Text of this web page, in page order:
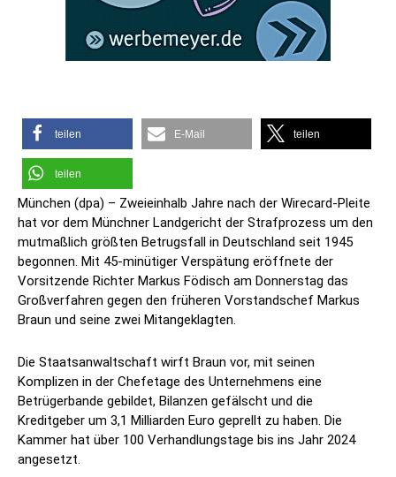
teilen E-Mail teilen
teilen
München (dpa) – Zweieinhalb Jahre nach der Wirecard-Pleite
hat vor dem Münchner Landgericht der Strafprozess um den
mutmaßlich größten Betrugsfall in Deutschland seit 1945
begonnen. Mit 45-minütiger Verspätung eröffnete der
Vorsitzende Richter Markus Födisch am Donnerstag das
Großverfahren gegen den früheren Vorstandschef Markus
Braun und seine zwei Mitangeklagten.
Die Staatsanwaltschaft wirft Braun vor, mit seinen
Komplizen in der Chefetage des Unternehmens eine
Betrügerbande gebildet, Bilanzen gefälscht und die
Kreditgeber um 3,1 Milliarden Euro geprellt zu haben. Die
Kammer hat über 100 Verhandlungstage bis ins Jahr 2024
angesetzt.